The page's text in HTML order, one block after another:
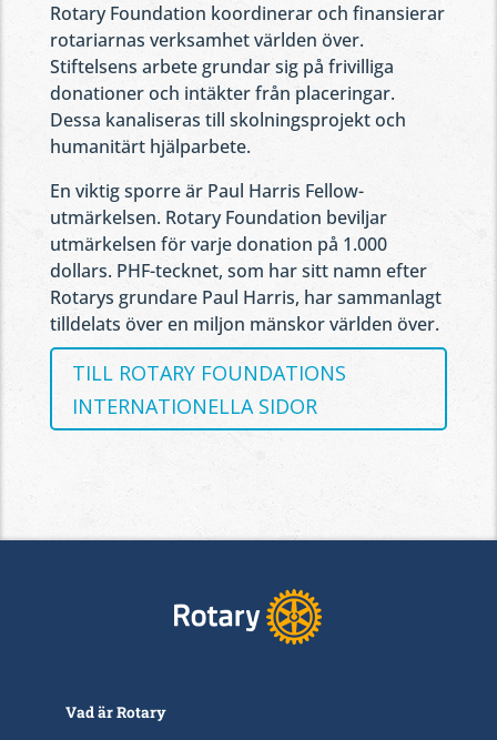
Rotary Foundation koordinerar och finansierar
rotariarnas verksamhet världen över.
Stiftelsens arbete grundar sig på frivilliga
donationer och intäkter från placeringar.
Dessa kanaliseras till skolningsprojekt och
humanitärt hjälparbete.
En viktig sporre är Paul Harris Fellow-
utmärkelsen. Rotary Foundation beviljar
utmärkelsen för varje donation på 1.000
dollars. PHF-tecknet, som har sitt namn efter
Rotarys grundare Paul Harris, har sammanlagt
tilldelats över en miljon mänskor världen över.
TILL ROTARY FOUNDATIONS
INTERNATIONELLA SIDOR
Vad är Rotary